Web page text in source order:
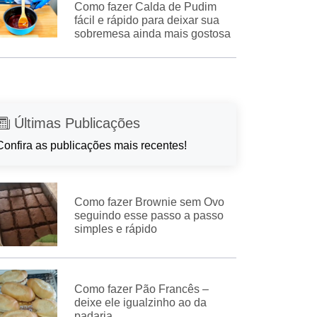
Como fazer Calda de Pudim
fácil e rápido para deixar sua
sobremesa ainda mais gostosa
Últimas Publicações
as publicações mais recentes!
Como fazer Brownie sem Ovo
seguindo esse passo a passo
simples e rápido
Como fazer Pão Francês –
deixe ele igualzinho ao da